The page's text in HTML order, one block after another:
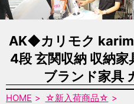
AK◆カリモク
4段 玄関収納 収納家
ブランド家具
HOME
☆新入荷商品☆